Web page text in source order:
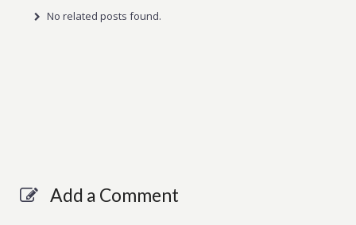
No related posts found.
Add a Comment